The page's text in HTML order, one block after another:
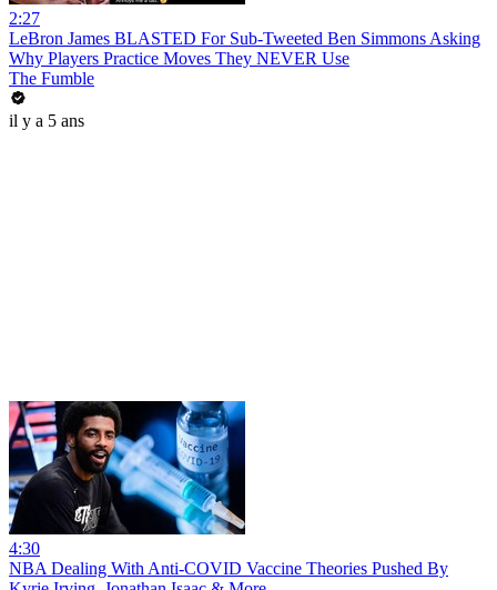
2:27
LeBron James BLASTED For Sub-Tweeted Ben Simmons Asking
Why Players Practice Moves They NEVER Use
The Fumble
il y a 5 ans
4:30
NBA Dealing With Anti-COVID Vaccine Theories Pushed By